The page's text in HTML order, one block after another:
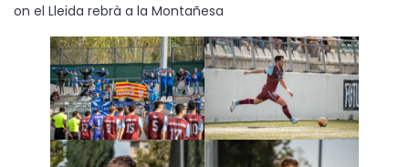
on el Lleida rebrà a la Montañesa